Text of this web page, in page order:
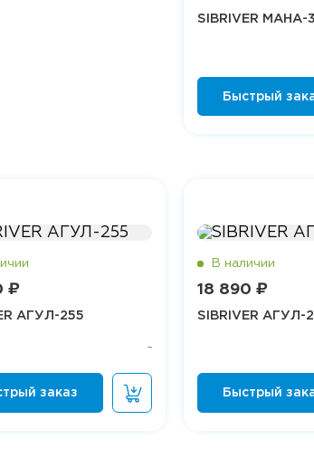
SIBRIVER МАНА-
₽
АГУЛ-255
18 890 ₽
SIBRIVER АГУЛ-